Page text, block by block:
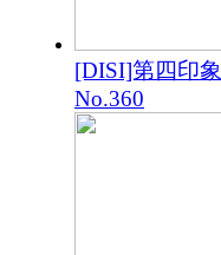
[DISI]第四印象
No.360